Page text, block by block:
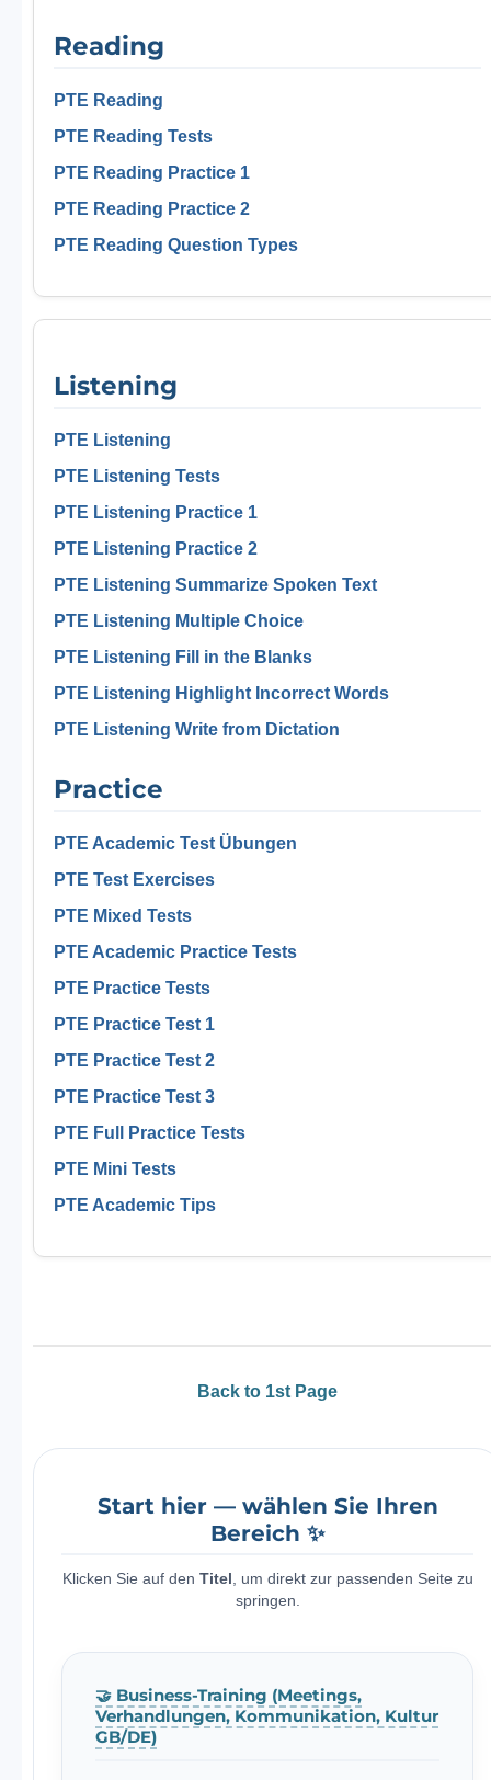
Reading
PTE Reading
PTE Reading Tests
PTE Reading Practice 1
PTE Reading Practice 2
PTE Reading Question Types
Listening
PTE Listening
PTE Listening Tests
PTE Listening Practice 1
PTE Listening Practice 2
PTE Listening Summarize Spoken Text
PTE Listening Multiple Choice
PTE Listening Fill in the Blanks
PTE Listening Highlight Incorrect Words
PTE Listening Write from Dictation
Practice
PTE Academic Test Übungen
PTE Test Exercises
PTE Mixed Tests
PTE Academic Practice Tests
PTE Practice Tests
PTE Practice Test 1
PTE Practice Test 2
PTE Practice Test 3
PTE Full Practice Tests
PTE Mini Tests
PTE Academic Tips
Back to 1st Page
Start hier — wählen Sie Ihren
Bereich ✨
Klicken Sie auf den Titel
, um direkt zur passenden Seite zu
springen.
🤝 Business-Training (Meetings,
Verhandlungen, Kommunikation, Kultur
GB/DE)